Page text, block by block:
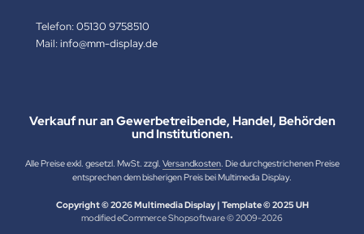
Telefon:05130 9758510
Mail:info@mm-display.de
Verkauf nur an Gewerbetreibende, Handel, Behörden
und Institutionen.
Alle Preise exkl. gesetzl. MwSt. zzgl. Versandkosten. Die durchgestrichenen Preise
entsprechen dem bisherigen Preis bei Multimedia Display.
Copyright © 2026 Multimedia Display | Template © 2025 UH
modified eCommerce Shopsoftware © 2009-2026